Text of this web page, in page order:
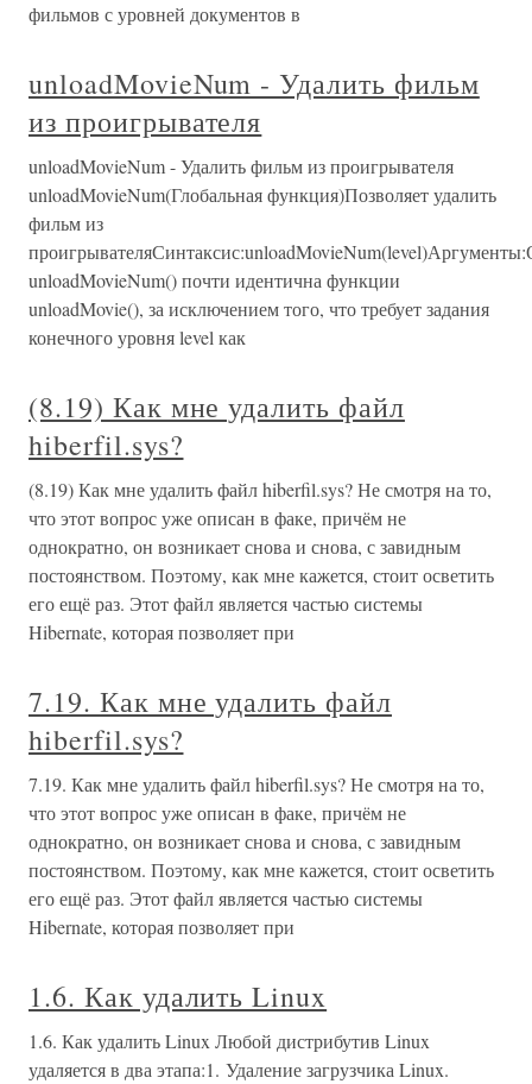
фильмов с уровней документов в
unloadMovieNum - Удалить фильм
из проигрывателя
unloadMovieNum - Удалить фильм из проигрывателя
unloadMovieNum(Глобальная функция)Позволяет удалить
фильм из
unloadMovieNum() почти идентична функции
unloadMovie(), за исключением того, что требует задания
конечного уровня level как
(8.19) Как мне удалить файл
hiberfil.sys?
(8.19) Как мне удалить файл hiberfil.sys? Не смотря на то,
что этот вопрос уже описан в факе, причём не
однократно, он возникает снова и снова, с завидным
постоянством. Поэтому, как мне кажется, стоит осветить
его ещё раз. Этот файл является частью системы
Hibernate, которая позволяет при
7.19. Как мне удалить файл
hiberfil.sys?
7.19. Как мне удалить файл hiberfil.sys? Не смотря на то,
что этот вопрос уже описан в факе, причём не
однократно, он возникает снова и снова, с завидным
постоянством. Поэтому, как мне кажется, стоит осветить
его ещё раз. Этот файл является частью системы
Hibernate, которая позволяет при
1.6. Как удалить Linux
1.6. Как удалить Linux Любой дистрибутив Linux
удаляется в два этапа:1. Удаление загрузчика Linux.